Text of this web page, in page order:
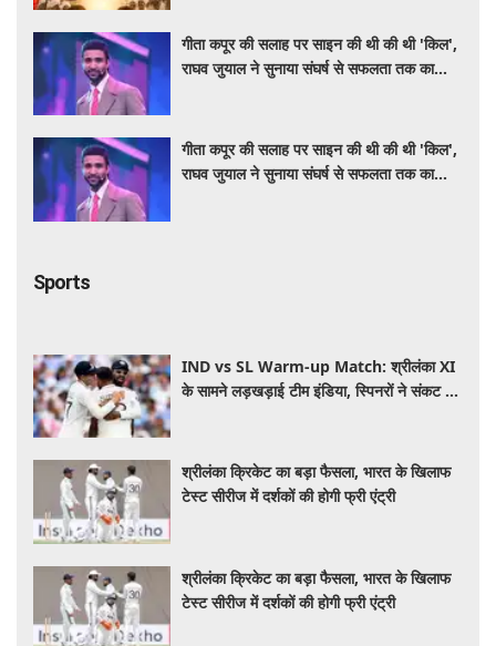
गीता कपूर की सलाह पर साइन की थी की थी 'किल',
राघव जुयाल ने सुनाया संघर्ष से सफलता तक का
गीता कपूर की सलाह पर साइन की थी की थी 'किल',
राघव जुयाल ने सुनाया संघर्ष से सफलता तक का
Sports
IND vs SL Warm-up Match: श्रीलंका XI
के सामने लड़खड़ाई टीम इंडिया, स्पिनरों ने संकट में
श्रीलंका क्रिकेट का बड़ा फैसला, भारत के खिलाफ
टेस्ट सीरीज में दर्शकों की होगी फ्री एंट्री
श्रीलंका क्रिकेट का बड़ा फैसला, भारत के खिलाफ
टेस्ट सीरीज में दर्शकों की होगी फ्री एंट्री